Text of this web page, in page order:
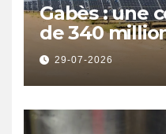
Gabès : une
de 340
pour
énergétique
emplois
29-07-2026